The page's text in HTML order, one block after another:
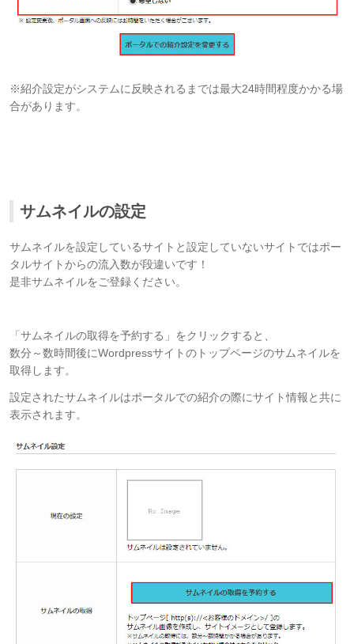
※紹介設定がシステムに反映されるまでは最大24時間程度かかる場
合があります。
サムネイルの設定
サムネイルを設定しているサイトと設定していないサイトではポー
タルサイトからの流入数が段違いです！
是非サムネイルをご登録ください。
「サムネイルの取得を予約する」をクリックすると、
数分～数時間後にWordpressサイトのトップページのサムネイルを
取得します。
設定されたサムネイルはポータルでの紹介の際にサイト情報と共に
表示されます。